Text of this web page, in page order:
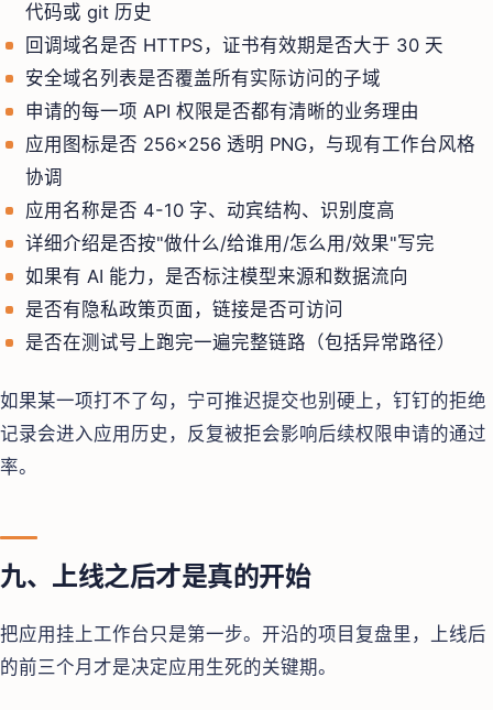
代码或 git 历史
回调域名是否 HTTPS，证书有效期是否大于 30 天
安全域名列表是否覆盖所有实际访问的子域
申请的每一项 API 权限是否都有清晰的业务理由
应用图标是否 256×256 透明 PNG，与现有工作台风格
协调
应用名称是否 4-10 字、动宾结构、识别度高
详细介绍是否按"做什么/给谁用/怎么用/效果"写完
如果有 AI 能力，是否标注模型来源和数据流向
是否有隐私政策页面，链接是否可访问
是否在测试号上跑完一遍完整链路（包括异常路径）
如果某一项打不了勾，宁可推迟提交也别硬上，钉钉的拒绝
记录会进入应用历史，反复被拒会影响后续权限申请的通过
率。
九、上线之后才是真的开始
把应用挂上工作台只是第一步。开沿的项目复盘里，上线后
的前三个月才是决定应用生死的关键期。